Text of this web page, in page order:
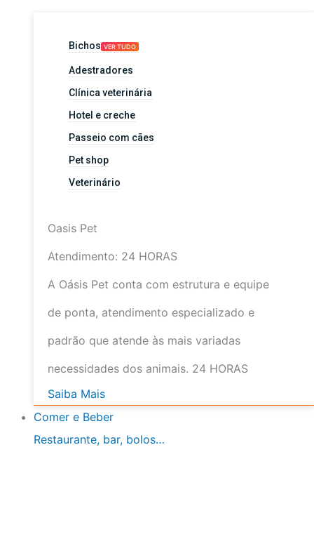
Bichos VER TUDO
Adestradores
Clínica veterinária
Hotel e creche
Passeio com cães
Pet shop
Veterinário
Oasis Pet
Atendimento: 24 HORAS
A Oásis Pet conta com estrutura e equipe
de ponta, atendimento especializado e
padrão que atende às mais variadas
necessidades dos animais. 24 HORAS
Saiba Mais
Comer e Beber
Restaurante, bar, bolos…